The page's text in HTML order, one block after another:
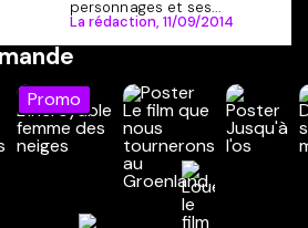
personnages et ses...
La rédaction, 11/09/2014
Promo